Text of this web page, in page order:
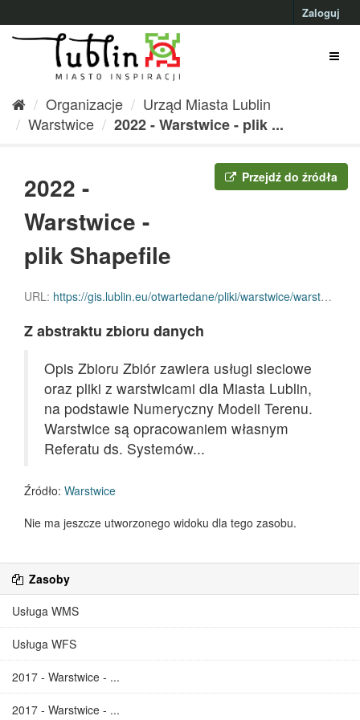
do
treści
Zaloguj
Organizacje
Urząd Miasta Lublin
Warstwice
2022 - Warstwice - plik ...
Przejdź do źródła
2022 -
Warstwice -
plik Shapefile
URL: https://gis.lublin.eu/otwartedane/pliki/warstwice/warstwice_2022-shp.zip
Z abstraktu zbioru danych
Opis Zbioru Zbiór zawiera usługi sieciowe
oraz pliki z warstwicami dla Miasta Lublin,
na podstawie Numeryczny Modeli Terenu.
Warstwice są opracowaniem własnym
Referatu ds. Systemów...
Źródło: Warstwice
Nie ma jeszcze utworzonego widoku dla tego zasobu.
Zasoby
Usługa WMS
Usługa WFS
2017 - Warstwice - ...
2017 - Warstwice - ...